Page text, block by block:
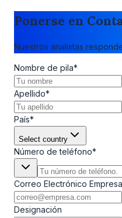
Ponerse en
Nuestros analistas
Nombre de pila*
Apellido*
País*
Select country
Número de teléfono*
Correo Electrónico
Designación